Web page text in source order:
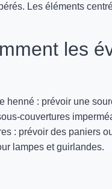
Les éléments
les
: prévoir une
couvertures
: prévoir des paniers
lampes et guirlandes.